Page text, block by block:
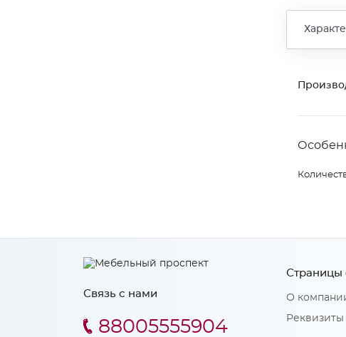
Связь с нами
88005555904
Страницы
О
Реквизиты